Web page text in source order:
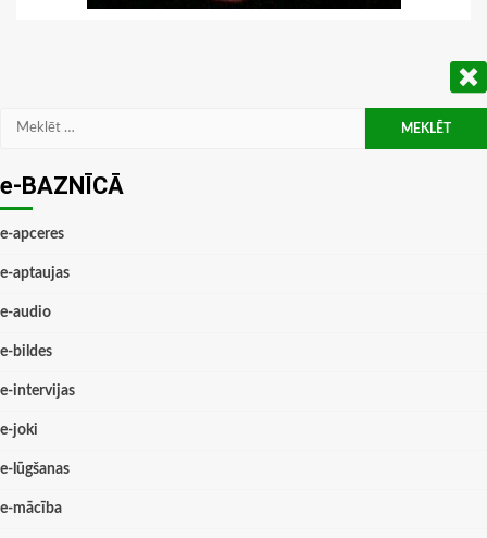
Meklēt:
e-BAZNĪCĀ
e-apceres
e-aptaujas
e-audio
e-bildes
e-intervijas
e-joki
e-lūgšanas
e-mācība